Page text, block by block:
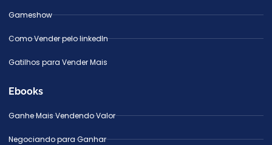
Gameshow
Como Vender pelo linkedIn
Gatilhos para Vender Mais
Ebooks
Ganhe Mais Vendendo Valor
Negociando para Ganhar